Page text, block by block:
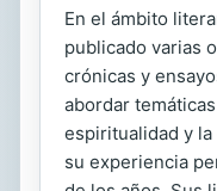
En el ámbito
publicado varias
crónicas y
abordar
espiritualidad y
su experiencia